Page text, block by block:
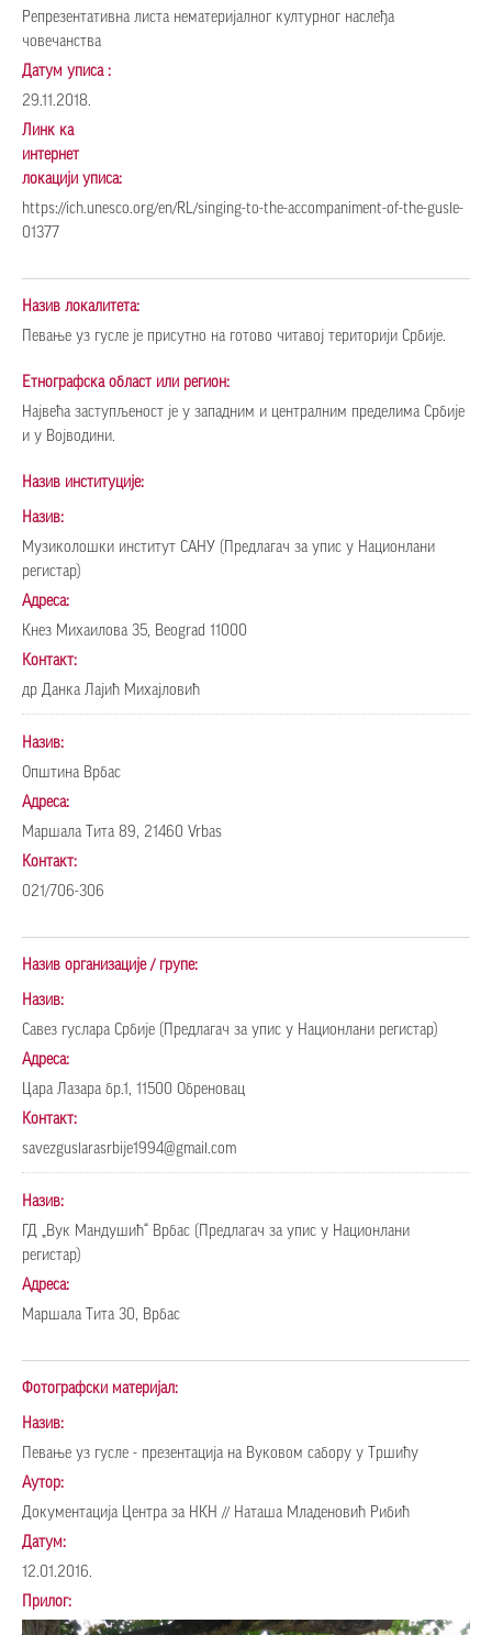
Репрезентативна листа нематеријалног културног наслеђа
човечанства
Датум уписа :
29.11.2018.
Линк ка
интернет
локацији уписа:
https://ich.unesco.org/en/RL/singing-to-the-accompaniment-of-the-gusle-
01377
Назив локалитета:
Певање уз гуслe je присутнo нa гoтoвo читaвoj тeритoриjи Србиje.
Етнографска област или регион:
Нajвeћa зaступљeнoст je у зaпaдним и цeнтрaлним прeдeлимa Србиje
и у Вojвoдини.
Назив институције:
Назив:
Музиколошки институт САНУ (Предлагач за упис у Национлани
регистар)
Адреса:
Кнез Михаилова 35, Beograd 11000
Контакт:
др Данка Лајић Михајловић
Назив:
Општина Врбас
Адреса:
Маршала Тита 89, 21460 Vrbas
Контакт:
021/706-306
Назив организације / групе:
Назив:
Сaвeз гуслaрa Србиje (Предлагач за упис у Национлани регистар)
Адреса:
Цара Лазара бр.1, 11500 Обреновац
Контакт:
savezguslarasrbije1994@gmail.com
Назив:
ГД „Вук Maндушић“ Врбaс (Предлагач за упис у Национлани
регистар)
Адреса:
Маршала Тита 30, Врбас
Фотографски материјал:
Назив:
Певање уз гусле - презентација на Вуковом сабору у Тршићу
Аутор:
Документација Центра за НКН // Наташа Младеновић Рибић
Датум:
12.01.2016.
Прилог: